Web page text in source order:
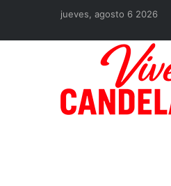
jueves, agosto 6 2026